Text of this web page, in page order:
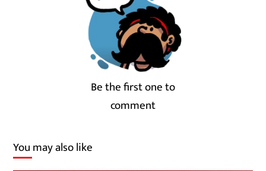
Be the first one to
comment
You may also like